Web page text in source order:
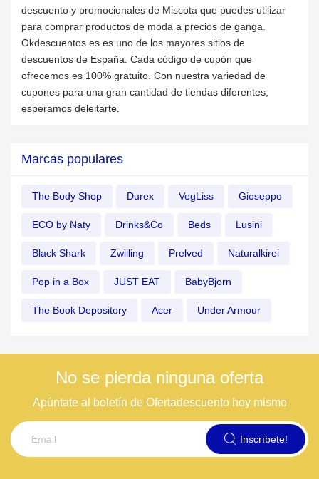
descuento y promocionales de Miscota que puedes utilizar
para comprar productos de moda a precios de ganga.
Okdescuentos.es es uno de los mayores sitios de
descuentos de España. Cada código de cupón que
ofrecemos es 100% gratuito. Con nuestra variedad de
cupones para una gran cantidad de tiendas diferentes,
esperamos deleitarte.
Marcas populares
The Body Shop Durex VegLiss Gioseppo
ECO by Naty Drinks&Co Beds Lusini
Black Shark Zwilling Prelved Naturalkirei
Pop in a Box JUST EAT BabyBjorn
The Book Depository Acer Under Armour
No se pierda ninguna oferta
Apúntate al boletín de Ofertadescuento hoy mismo
Inscríbete!